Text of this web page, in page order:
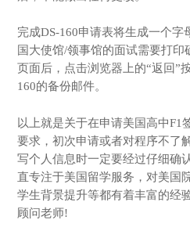
完成DS-160申请表将生成一个
国大使馆/领事馆的面试需要打印
页面后，点击浏览器上的“返回”
160的备份邮件。
以上就是关于在申请美国高中F1
要求，初次申请或者对程序不了
写个人信息时一定要经过仔细确
直专注于美国留学服务，对美国
学生背景提升等都有着丰富的经
顾问老师!